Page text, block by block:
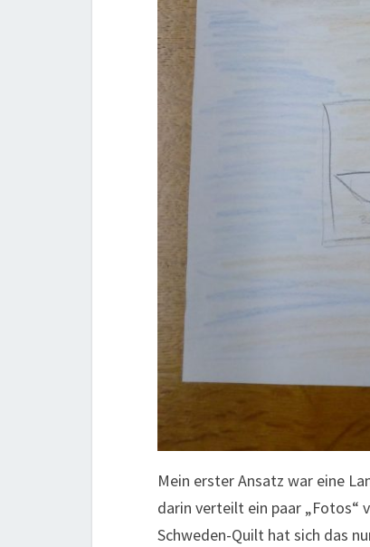
Mein erster Ansatz war eine
darin verteilt ein paar „Fotos“
Schweden-Quilt hat sich das